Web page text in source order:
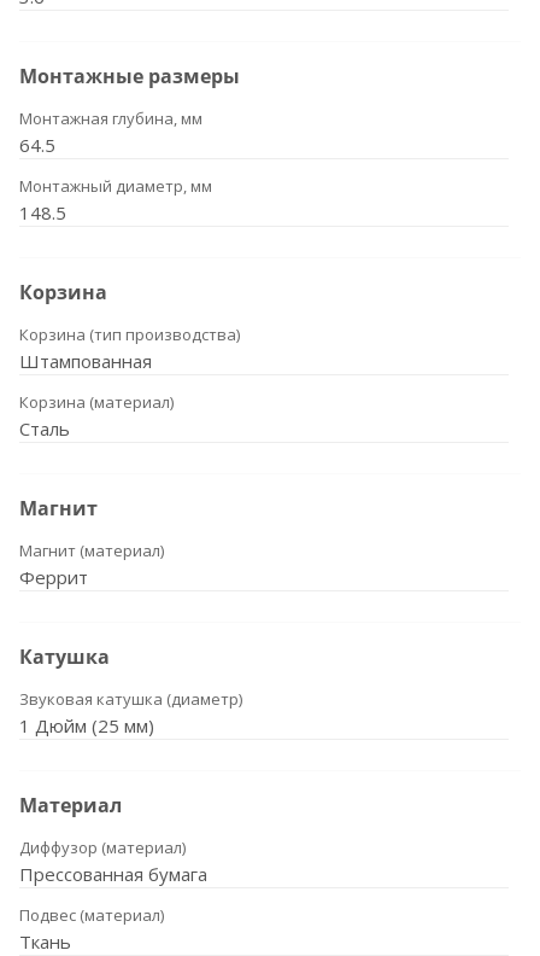
Монтажные размеры
Монтажная глубина, мм
64.5
Монтажный диаметр, мм
148.5
Корзина
Корзина (тип производства)
Штампованная
Корзина (материал)
Сталь
Магнит
Магнит (материал)
Феррит
Катушка
Звуковая катушка (диаметр)
1 Дюйм (25 мм)
Материал
Диффузор (материал)
Прессованная бумага
Подвес (материал)
Ткань